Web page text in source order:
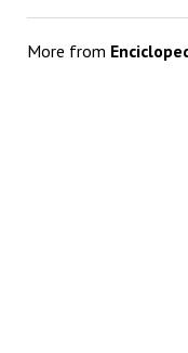
More from